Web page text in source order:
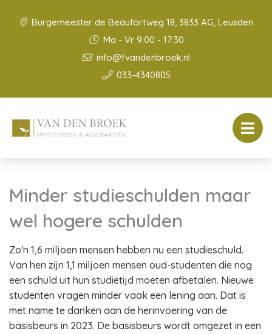
Burgemeester de Beaufortweg 18, 3833 AG, Leusden
Ma - Vr 9:00 - 17:30
info@fvandenbroek.nl
033-4340805
Minder studieschulden maar
wel hogere schulden
Zo'n 1,6 miljoen mensen hebben nu een studieschuld.
Van hen zijn 1,1 miljoen mensen oud-studenten die nog
een schuld uit hun studietijd moeten afbetalen. Nieuwe
studenten vragen minder vaak een lening aan. Dat is
met name te danken aan de herinvoering van de
basisbeurs in 2023. De basisbeurs wordt omgezet in een